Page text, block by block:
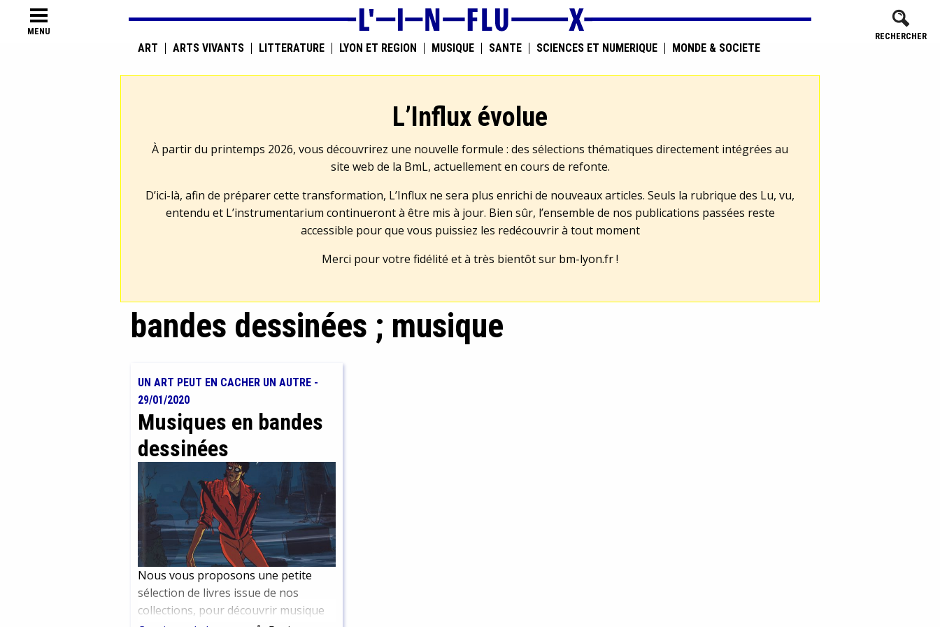
MENU RECHERCHER
ART ARTS VIVANTS LITTÉRATURE LYON ET RÉGION MUSIQUE SANTÉ SCIENCES ET NUMÉRIQUE MONDE & SOCIÉTÉ
L’Influx évolue
À partir du printemps 2026, vous découvrirez une nouvelle formule : des sélections thématiques directement intégrées au
site web de la BmL, actuellement en cours de refonte.
D’ici-là, afin de préparer cette transformation, L’Influx ne sera plus enrichi de nouveaux articles. Seuls la rubrique des Lu, vu,
entendu et L’instrumentarium continueront à être mis à jour. Bien sûr, l’ensemble de nos publications passées reste
accessible pour que vous puissiez les redécouvrir à tout moment
Merci pour votre fidélité et à très bientôt sur bm-lyon.fr!
bandes dessinées ; musique
UN ART PEUT EN CACHER UN AUTRE -
29/01/2020
Musiques en bandes
dessinées
Nous vous proposons une petite
sélection de livres issue de nos
collections, pour découvrir musique